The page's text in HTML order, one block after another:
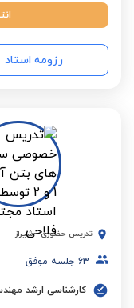
رزومه استاد
تدریس حضوری - شیراز
63 جلسه موفق
کارشناسی ارشد